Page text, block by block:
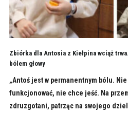
Zbiórka dla Antosia z Kiełpina wciąż
bólem głowy
„Antoś jest w permanentnym bólu.
funkcjonować, nie chce jeść. Na
zdruzgotani, patrząc na swojego